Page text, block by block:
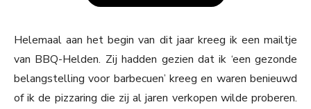
Helemaal aan het begin van dit jaar kreeg ik een mailtje
van BBQ-Helden. Zij hadden gezien dat ik ‘een gezonde
belangstelling voor barbecuen’ kreeg en waren benieuwd
of ik de pizzaring die zij al jaren verkopen wilde proberen.